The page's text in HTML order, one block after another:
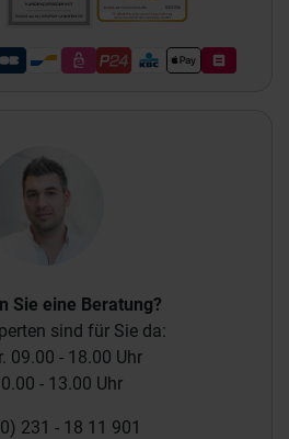
Sie eine Beratung?
sind für Sie da:
09.00 - 18.00 Uhr
- 13.00 Uhr
231 - 18 11 901